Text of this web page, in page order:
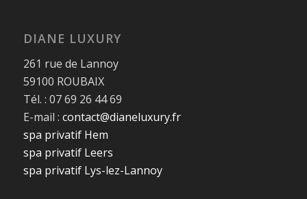
DIANE LUXURY
261 rue de Lannoy
59100 ROUBAIX
Tél. : 07 69 26 44 69
E-mail : contact@dianeluxury.fr
spa privatif Hem
spa privatif Leers
spa privatif Lys-lez-Lannoy